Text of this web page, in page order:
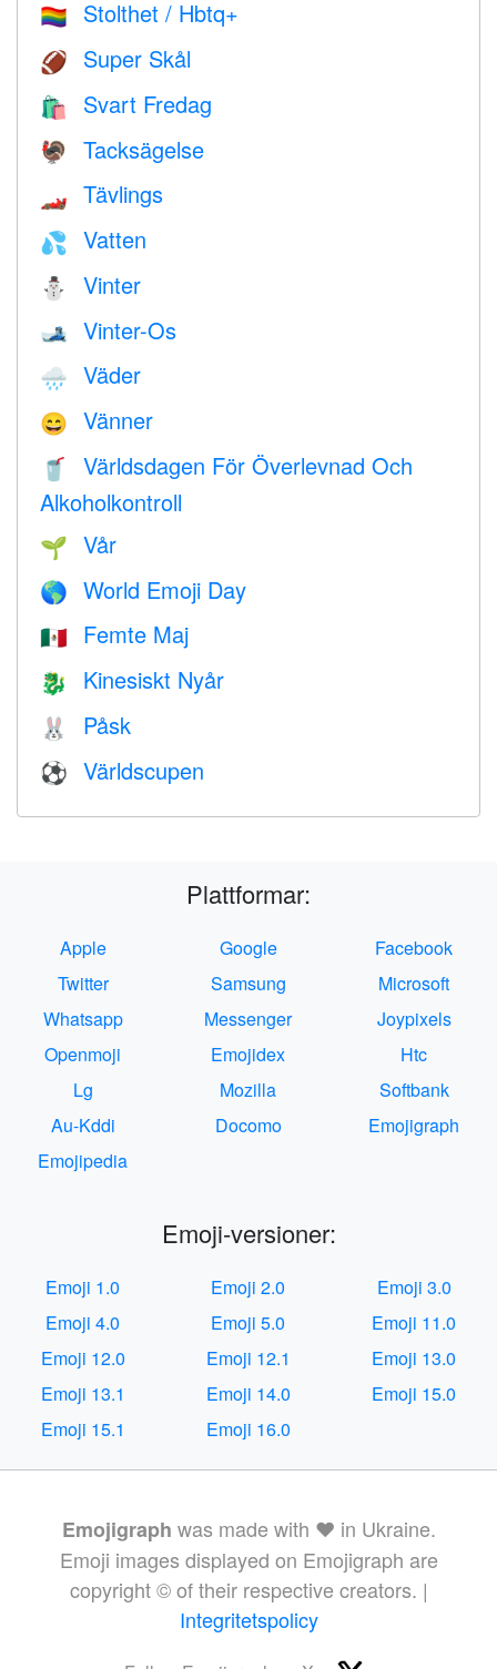
🏳️‍🌈 Stolthet / Hbtq+
🏈 Super Skål
🛍 Svart Fredag
🦃 Tacksägelse
🏎 Tävlings
💦 Vatten
⛄ Vinter
🎿 Vinter-Os
🌧 Väder
😄 Vänner
🥤
Världsdagen För Överlevnad Och
Alkoholkontroll
🌱 Vår
🌎 World Emoji Day
🇲🇽 Femte Maj
🐉 Kinesiskt Nyår
🐰 Påsk
⚽ Världscupen
Plattformar:
Apple Google
Facebook
Twitter
Samsung
Microsoft
Whatsapp
Messenger
Joypixels
Openmoji
Emojidex
Htc
Lg
Mozilla
Softbank
Au-Kddi
Docomo
Emojigraph
Emojipedia
Emoji-versioner:
Emoji 1.0 Emoji 2.0
Emoji 3.0
Emoji 4.0
Emoji 5.0
Emoji 11.0
Emoji 12.0
Emoji 12.1
Emoji 13.0
Emoji 13.1
Emoji 14.0
Emoji 15.0
Emoji 15.1
Emoji 16.0
Emojigraph was made with ❤️ in Ukraine.
Emoji images displayed on Emojigraph are
copyright © of their respective creators. |
Integritetspolicy